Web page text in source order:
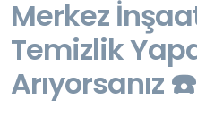
Merkez
Temizlik
Arıyorsanız ☎️